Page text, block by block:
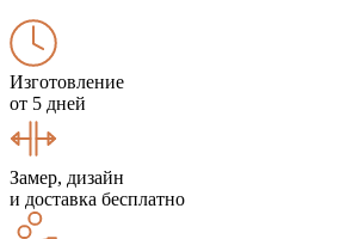
Изготовление
от 5 дней
Замер, дизайн
и доставка бесплатно